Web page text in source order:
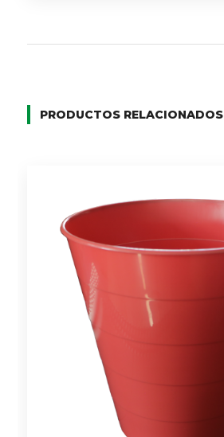
PRODUCTOS RELACIONADOS